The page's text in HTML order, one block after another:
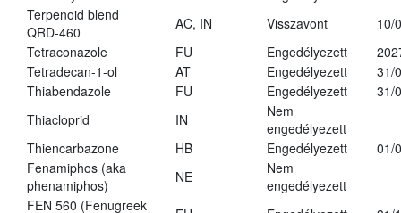
Terpenoid blend
QRD-460
AC, IN Visszavont
10/
Tetraconazole
FU Engedélyezett
Tetradecan-1-ol
AT Engedélyezett
31/
Thiabendazole
FU Engedélyezett
31/
Thiacloprid
IN
Nem
engedélyezett
Thiencarbazone
HB Engedélyezett
01/
Fenamiphos (aka
phenamiphos)
NE
Nem
engedélyezett
FEN 560 (Fenugreek